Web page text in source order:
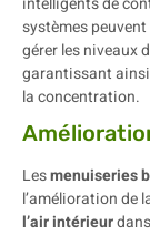
systèmes
gérer les niveaux
garantissant
la concentration.
Lesmenuiseries
l’amélioration de
l’air intérieur